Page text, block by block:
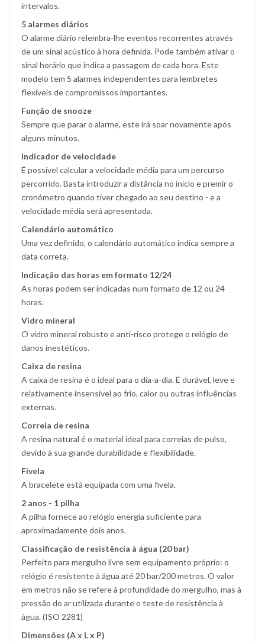
intervalos.
5 alarmes diários
O alarme diário relembra-lhe eventos recorrentes através
de um sinal acústico à hora definida. Pode também ativar o
sinal horário que indica a passagem de cada hora. Este
modelo tem 5 alarmes independentes para lembretes
flexíveis de compromissos importantes.
Função de snooze
Sempre que parar o alarme, este irá soar novamente após
alguns minutos.
Indicador de velocidade
É possível calcular a velocidade média para um percurso
percorrido. Basta introduzir a distância no início e premir o
cronómetro quando tiver chegado ao seu destino - e a
velocidade média será apresentada.
Calendário automático
Uma vez definido, o calendário automático indica sempre a
data correta.
Indicação das horas em formato 12/24
As horas podem ser indicadas num formato de 12 ou 24
horas.
Vidro mineral
O vidro mineral robusto e anti-risco protege o relógio de
danos inestéticos.
Caixa de resina
A caixa de resina é o ideal para o dia-a-dia. É durável, leve e
relativamente insensível ao frio, calor ou outras influências
externas.
Correia de resina
A resina natural é o material ideal para correias de pulso,
devido à sua grande durabilidade e flexibilidade.
Fivela
A bracelete está equipada com uma fivela.
2 anos - 1 pilha
A pilha fornece ao relógio energia suficiente para
aproximadamente dois anos.
Classificação de resistência à água (20 bar)
Perfeito para mergulho livre sem equipamento próprio: o
relógio é resistente à água até 20 bar/200 metros. O valor
em metros não se refere à profundidade do mergulho, mas à
pressão do ar utilizada durante o teste de resistência à
água. (ISO 2281)
Dimensões (A x L x P)